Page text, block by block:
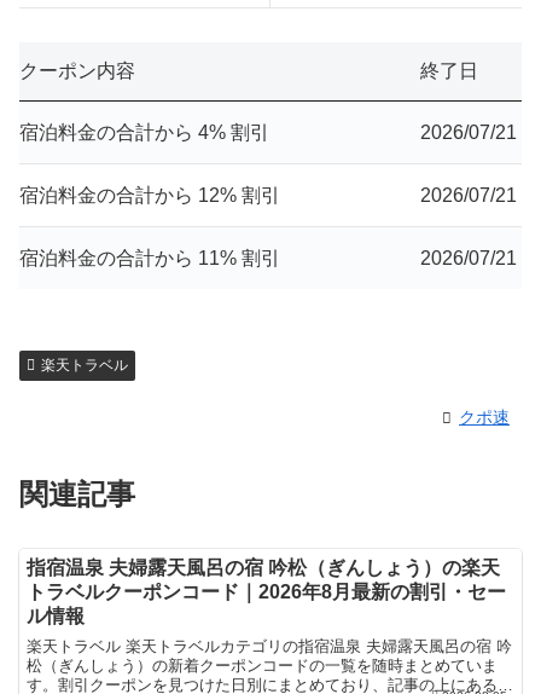
クーポン内容 終了日
宿泊料金の合計から 4% 割引 2026/07/21
宿泊料金の合計から 12% 割引 2026/07/21
宿泊料金の合計から 11% 割引 2026/07/21
楽天トラベル
クポ速
関連記事
指宿温泉 夫婦露天風呂の宿 吟松（ぎんしょう）の楽天
トラベルクーポンコード｜2026年8月最新の割引・セー
ル情報
楽天トラベル 楽天トラベルカテゴリの指宿温泉 夫婦露天風呂の宿 吟
松（ぎんしょう）の新着クーポンコードの一覧を随時まとめていま
す。割引クーポンを見つけた日別にまとめており、記事の上にあるも